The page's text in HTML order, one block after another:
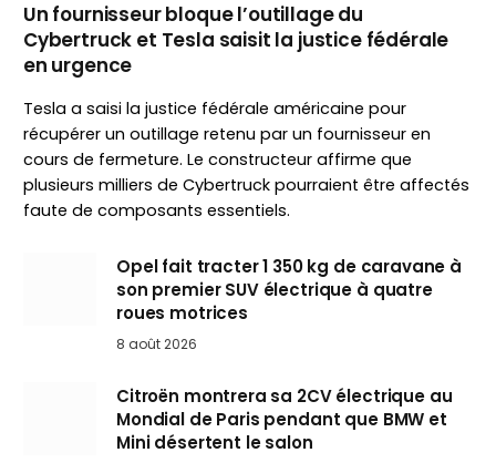
Un fournisseur bloque l’outillage du
Cybertruck et Tesla saisit la justice fédérale
en urgence
Tesla a saisi la justice fédérale américaine pour
récupérer un outillage retenu par un fournisseur en
cours de fermeture. Le constructeur affirme que
plusieurs milliers de Cybertruck pourraient être affectés
faute de composants essentiels.
Opel fait tracter 1 350 kg de caravane à
son premier SUV électrique à quatre
roues motrices
8 août 2026
Citroën montrera sa 2CV électrique au
Mondial de Paris pendant que BMW et
Mini désertent le salon